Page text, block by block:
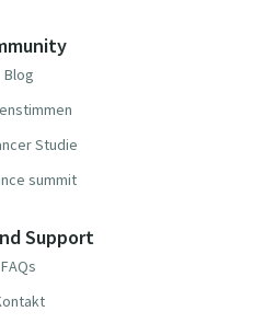
Blog
Studie
summit
Support
FAQs